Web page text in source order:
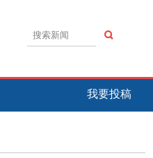
我要投稿